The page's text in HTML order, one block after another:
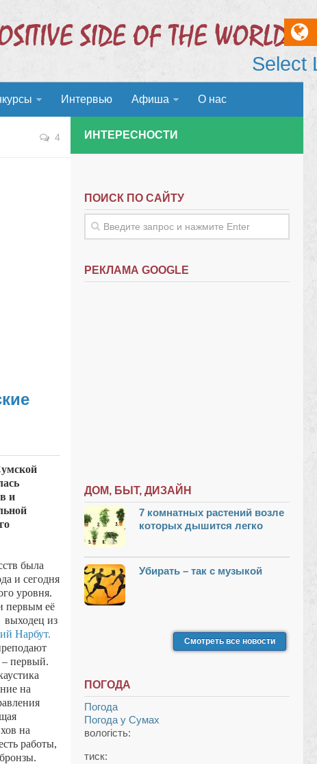
Интервью Афиша О нас
4
и
была
и сегодня
уровня.
первым её
выходец из
Нарбут.
– первый.
на
на
работы,
ИНТЕРЕСНОСТИ
ПОИСК ПО САЙТУ
РЕКЛАМА GOOGLE
ДОМ, БЫТ, ДИЗАЙН
7 комнатных растений возле
которых дышится легко
Убирать – так с музыкой
Смотреть все новости
ПОГОДА
Погода
Погода у Сумах
вологість:
тиск:
Select